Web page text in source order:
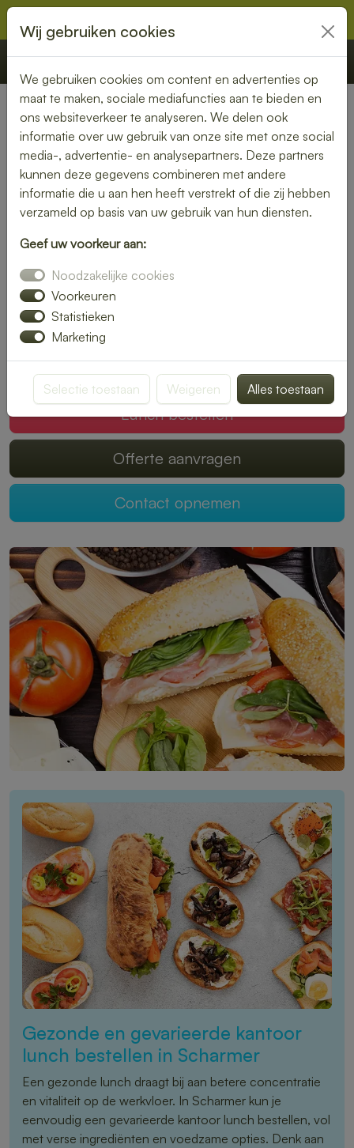
€ 0,00 Offerte Bestellen
Nederland» Scharmer
Lunch bezorgen in Scharmer
– smaakvol en gemakkelijk
in Scharmer en geniet van verse gerechten op jouw
gewenste locatie. Van kleurrijke salades tot knapperige
broodjes – wij bezorgen jouw lunch vers en op tijd.
Plaats eenvoudig je bestelling online en laat je verrassen
door smaak en kwaliteit.
Mogen wij jouw lunch verzorgen?
Lunch bestellen
Offerte aanvragen
Contact opnemen
Gezonde en gevarieerde kantoor
lunch bestellen in Scharmer
Een gezonde lunch draagt bij aan betere concentratie
en vitaliteit op de werkvloer. In Scharmer kun je
eenvoudig een gevarieerde kantoor lunch bestellen, vol
met verse ingrediënten en voedzame opties. Denk aan
Wij gebruiken cookies
We gebruiken cookies om content en advertenties op
maat te maken, sociale mediafuncties aan te bieden en
ons websiteverkeer te analyseren. We delen ook
informatie over uw gebruik van onze site met onze social
media-, advertentie- en analysepartners. Deze partners
kunnen deze gegevens combineren met andere
informatie die u aan hen heeft verstrekt of die zij hebben
verzameld op basis van uw gebruik van hun diensten.
Geef uw voorkeur aan:
Noodzakelijke cookies
Voorkeuren
Statistieken
Marketing
Selectie toestaan Weigeren Alles toestaan